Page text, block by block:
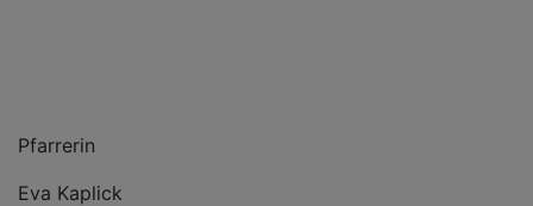
Pfarrerin
Eva Kaplick